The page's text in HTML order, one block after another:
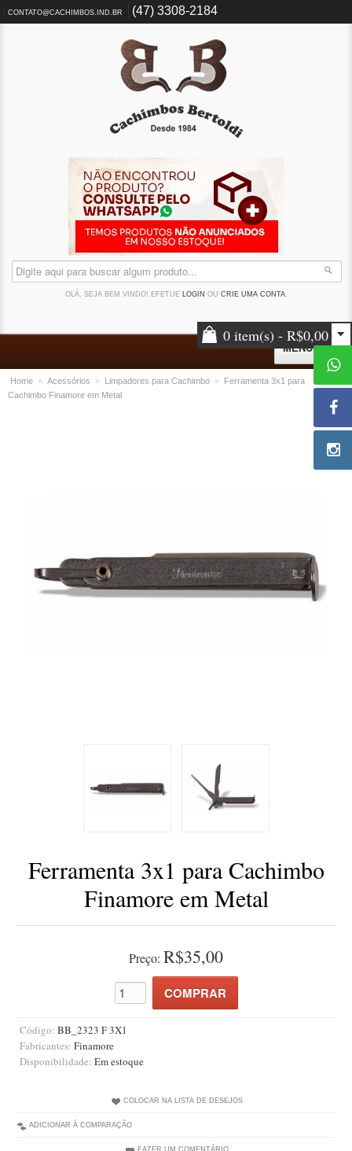
CONTATO@CACHIMBOS.IND.BR (47) 3308-2184
OLÁ, SEJA BEM VINDO! EFETUE LOGIN OU CRIE UMA CONTA.
0 item(s) - R$0,00
MENU
ACESSÓRIOS
Piteiras para Cigarro
Limpadores para Cachimbo
Blends Para Enrolar
Doctor Pipe
Finamore
LINHA IDELFONSO BERTOLDI
Artesão Idelfonso Bertoldi
Suporte Botinha para 1 cachimbo
Suporte Churchwarden
Home » Acessórios » Limpadores para Cachimbo » Ferramenta 3x1 para
Cachimbo Finamore em Metal
Ferramenta 3x1 para Cachimbo
Finamore em Metal
Preço: R$35,00
Código: BB_2323 F 3X1
Fabricantes: Finamore
Disponibilidade: Em estoque
COLOCAR NA LISTA DE DESEJOS
ADICIONAR À COMPARAÇÃO